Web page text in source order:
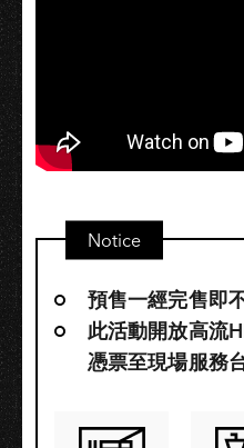
Notice
預售一經完售即
此活動開放高流
憑票至現場服務